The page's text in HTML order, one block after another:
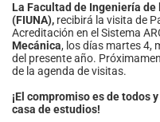
La Facultad de Ingeniería
(FIUNA), recibirá la visita de
Acreditación en el Sistema
Mecánica, los días martes 4,
del presente año.
de la agenda de visitas.
¡El compromiso es de todos
casa de estudios!